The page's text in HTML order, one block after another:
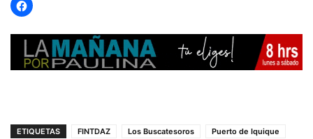
ETIQUETAS FINTDAZ Los Buscatesoros Puerto de Iquique